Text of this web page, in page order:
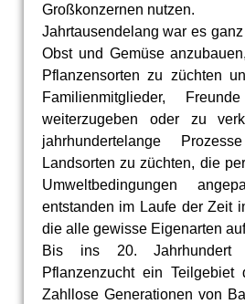
Großkonzernen nutzen.
Jahrtausendelang war es
Obst und Gemüse
Pflanzensorten zu züchten
Familienmitglieder,
weiterzugeben oder zu
jahrhundertelange
Landsorten zu züchten, die
Umweltbedingungen
entstanden im Laufe der Zeit
die alle gewisse Eigenarten
Bis ins 20.
Pflanzenzucht ein Teilgebiet
Zahllose Generationen von